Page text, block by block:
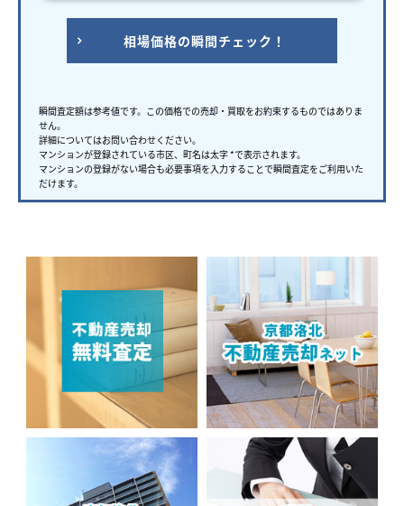
相場価格の瞬間チェック！
瞬間査定額は参考値です。この価格での売却・買取をお約束するものではありま
せん。
詳細についてはお問い合わせください。
マンションが登録されている市区、町名は太字 *で表示されます。
マンションの登録がない場合も必要事項を入力することで瞬間査定をご利用いた
だけます。